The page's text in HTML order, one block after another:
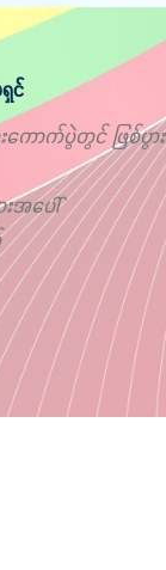
င်
ောက်ပွဲတွင် ဖြစ်ပွား
အပေါ်